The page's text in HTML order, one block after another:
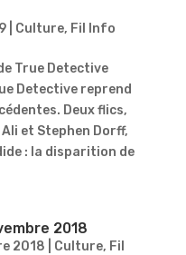
| Culture, Fil Info
True Detective
Detective reprend
Deux flics,
et Stephen Dorff,
: la disparition de
2018
2018 Culture, Fil